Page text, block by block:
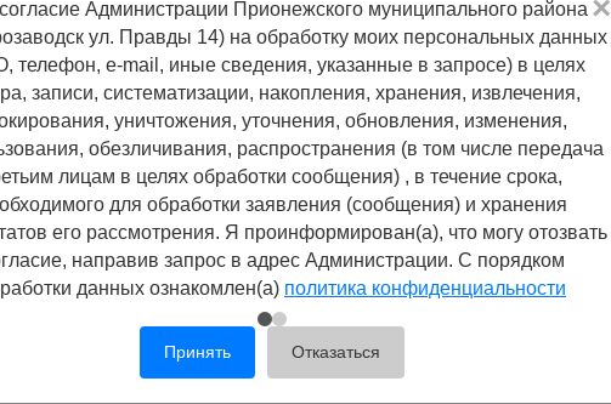
×
Администрации Прионежского муниципального района
ул. Правды 14) на обработку моих персональных данных
телефон, е-mail, иные сведения, указанные в запросе) в целях
записи, систематизации, накопления, хранения, извлечения,
уничтожения, уточнения, обновления, изменения,
обезличивания, распространения (в том числе передача
лицам в целях обработки сообщения) , в течение срока,
для обработки заявления (сообщения) и хранения
его рассмотрения. Я проинформирован(а), что могу отозвать
направив запрос в адрес Администрации. С порядком
данных ознакомлен(а) политика конфиденциальности
Принять Отказаться